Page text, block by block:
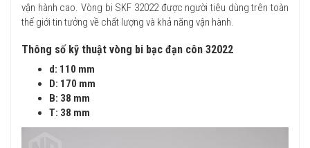
vận hành cao. Vòng bi SKF 32022 được người tiêu dùng trên toàn
thế giới tin tưởng về chất lượng và khả năng vận hành.
Thông số kỹ thuật vòng bi bạc đạn côn 32022
d: 110 mm
D: 170 mm
B: 38 mm
T: 38 mm